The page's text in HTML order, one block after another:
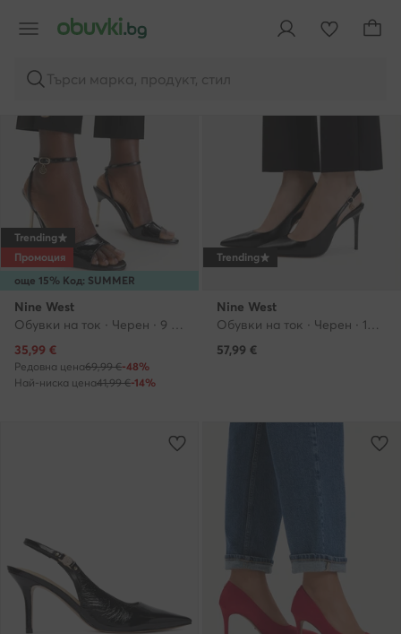
Търси марка, продукт, стил
още 15% Код: SUMMER
Trending
Промоция
Nine West
Обувки на ток · Черен · 9 cm
Актуална цена
35,99 €
Редовна цена69,99 €-48%
Най-ниска цена41,99 €-14%
Trending
Nine West
Обувки на ток · Черен · 10 cm
57,99 €